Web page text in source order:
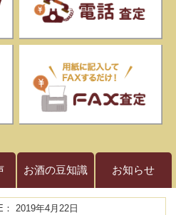
お酒の豆知識 お知らせ
： 2019年4月22日